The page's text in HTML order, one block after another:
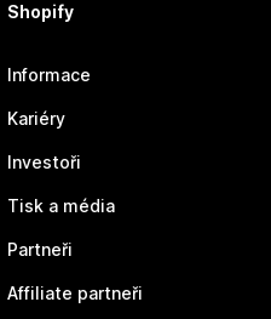
Shopify
Informace
Kariéry
Investoři
Tisk a média
Partneři
Affiliate partneři